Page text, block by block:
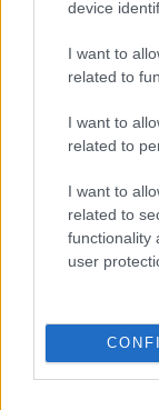
device
I want to
related to
I want to
related to
I want to
related to
functionality
user
τα